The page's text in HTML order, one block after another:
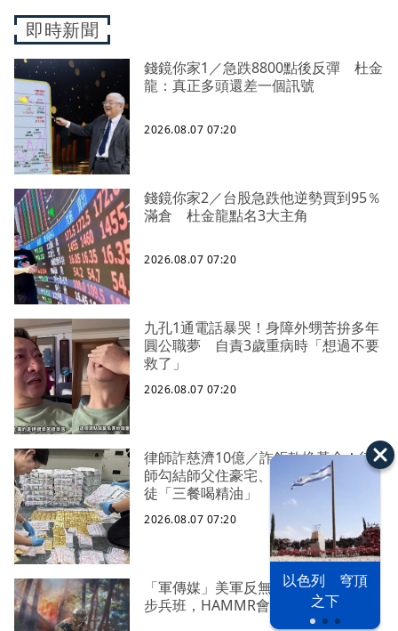
以色列 穹頂
之下
即時新聞
錢鏡你家1／急跌8800點後反彈 杜金
龍：真正多頭還差一個訊號
2026.08.07 07:20
錢鏡你家2／台股急跌他逆勢買到95％
滿倉 杜金龍點名3大主角
2026.08.07 07:20
九孔1通電話暴哭！身障外甥苦拚多年
圓公職夢 自責3歲重病時「想過不要
救了」
2026.08.07 07:20
律師詐慈濟10億／詐鉅款換黃金！律
師勾結師父住豪宅、吃好料 下令信
徒「三餐喝精油」
2026.08.07 07:20
「軍傳媒」美軍反無人機能力下放到
步兵班，HAMMR會是解決方案之一？